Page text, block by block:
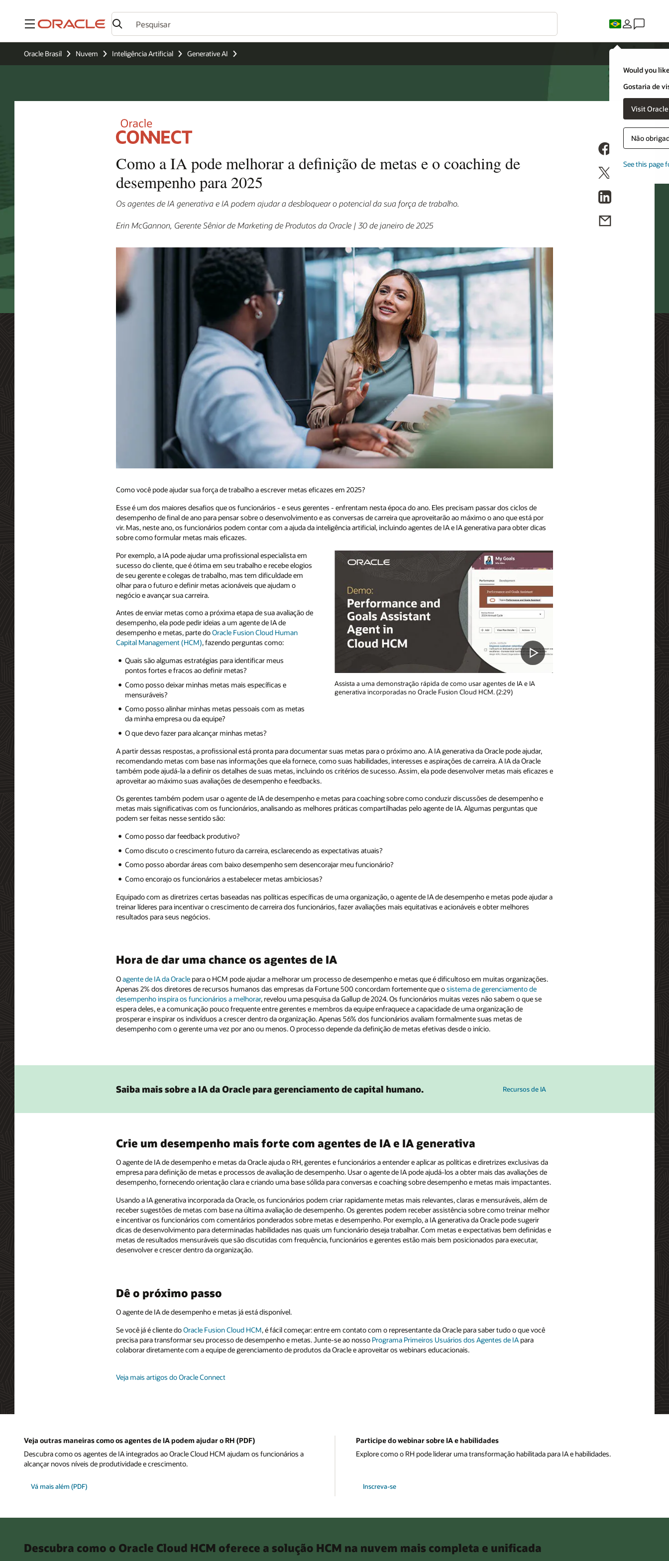
Menu
Would you
Gostaria de
Visit
Não
See this page
Oracle Brasil Nuvem Inteligência Artificial Generative AI
Como a IA pode melhorar a definição de metas e o coaching de
desempenho para 2025
Os agentes de IA generativa e IA podem ajudar a desbloquear o potencial da sua força de trabalho.
Erin McGannon, Gerente Sênior de Marketing de Produtos da Oracle | 30 de janeiro de 2025
Como você pode ajudar sua força de trabalho a escrever metas eficazes em 2025?
Esse é um dos maiores desafios que os funcionários - e seus gerentes - enfrentam nesta época do ano. Eles precisam passar dos ciclos de
desempenho de final de ano para pensar sobre o desenvolvimento e as conversas de carreira que aproveitarão ao máximo o ano que está por
vir. Mas, neste ano, os funcionários podem contar com a ajuda da inteligência artificial, incluindo agentes de IA e IA generativa para obter dicas
sobre como formular metas mais eficazes.
Assista a uma demonstração rápida de como usar agentes de IA e IA
generativa incorporadas no Oracle Fusion Cloud HCM. (2:29)
Por exemplo, a IA pode ajudar uma profissional especialista em
sucesso do cliente, que é ótima em seu trabalho e recebe elogios
de seu gerente e colegas de trabalho, mas tem dificuldade em
olhar para o futuro e definir metas acionáveis que ajudam o
negócio e avançar sua carreira.
Antes de enviar metas como a próxima etapa de sua avaliação de
desempenho, ela pode pedir ideias a um agente de IA de
desempenho e metas, parte doOracle Fusion Cloud Human
Capital Management (HCM), fazendo perguntas como:
Quais são algumas estratégias para identificar meus
pontos fortes e fracos ao definir metas?
Como posso deixar minhas metas mais específicas e
mensuráveis?
Como posso alinhar minhas metas pessoais com as metas
da minha empresa ou da equipe?
O que devo fazer para alcançar minhas metas?
A partir dessas respostas, a profissional está pronta para documentar suas metas para o próximo ano. A IA generativa da Oracle pode ajudar,
recomendando metas com base nas informações que ela fornece, como suas habilidades, interesses e aspirações de carreira. A IA da Oracle
também pode ajudá-la a definir os detalhes de suas metas, incluindo os critérios de sucesso. Assim, ela pode desenvolver metas mais eficazes e
aproveitar ao máximo suas avaliações de desempenho e feedbacks.
Os gerentes também podem usar o agente de IA de desempenho e metas para coaching sobre como conduzir discussões de desempenho e
metas mais significativas com os funcionários, analisando as melhores práticas compartilhadas pelo agente de IA. Algumas perguntas que
podem ser feitas nesse sentido são:
Como posso dar feedback produtivo?
Como discuto o crescimento futuro da carreira, esclarecendo as expectativas atuais?
Como posso abordar áreas com baixo desempenho sem desencorajar meu funcionário?
Como encorajo os funcionários a estabelecer metas ambiciosas?
Equipado com as diretrizes certas baseadas nas políticas específicas de uma organização, o agente de IA de desempenho e metas pode ajudar a
treinar líderes para incentivar o crescimento de carreira dos funcionários, fazer avaliações mais equitativas e acionáveis e obter melhores
resultados para seus negócios.
Hora de dar uma chance os agentes de IA
Oagente de IA da Oracle para o HCM pode ajudar a melhorar um processo de desempenho e metas que é dificultoso em muitas organizações.
Apenas 2% dos diretores de recursos humanos das empresas da Fortune 500 concordam fortemente que osistema de gerenciamento de
desempenho inspira os funcionários a melhorar, revelou uma pesquisa da Gallup de 2024. Os funcionários muitas vezes não sabem o que se
espera deles, e a comunicação pouco frequente entre gerentes e membros da equipe enfraquece a capacidade de uma organização de
prosperar e inspirar os indivíduos a crescer dentro da organização. Apenas 56% dos funcionários avaliam formalmente suas metas de
desempenho com o gerente uma vez por ano ou menos. O processo depende da definição de metas efetivas desde o início.
Saiba mais sobre a IA da Oracle para gerenciamento de capital humano. Recursos de IA
Crie um desempenho mais forte com agentes de IA e IA generativa
O agente de IA de desempenho e metas da Oracle ajuda o RH, gerentes e funcionários a entender e aplicar as políticas e diretrizes exclusivas da
empresa para definição de metas e processos de avaliação de desempenho. Usar o agente de IA pode ajudá-los a obter mais das avaliações de
desempenho, fornecendo orientação clara e criando uma base sólida para conversas e coaching sobre desempenho e metas mais impactantes.
Usando a IA generativa incorporada da Oracle, os funcionários podem criar rapidamente metas mais relevantes, claras e mensuráveis, além de
receber sugestões de metas com base na última avaliação de desempenho. Os gerentes podem receber assistência sobre como treinar melhor
e incentivar os funcionários com comentários ponderados sobre metas e desempenho. Por exemplo, a IA generativa da Oracle pode sugerir
dicas de desenvolvimento para determinadas habilidades nas quais um funcionário deseja trabalhar. Com metas e expectativas bem definidas e
metas de resultados mensuráveis que são discutidas com frequência, funcionários e gerentes estão mais bem posicionados para executar,
desenvolver e crescer dentro da organização.
Dê o próximo passo
O agente de IA de desempenho e metas já está disponível.
Se você já é cliente doOracle Fusion Cloud HCM, é fácil começar: entre em contato com o representante da Oracle para saber tudo o que você
precisa para transformar seu processo de desempenho e metas. Junte-se ao nosso Programa Primeiros Usuários dos Agentes de IA para
colaborar diretamente com a equipe de gerenciamento de produtos da Oracle e aproveitar os webinars educacionais.
Veja mais artigos do Oracle Connect
Veja outras maneiras como os agentes de IA podem ajudar o RH (PDF)
Descubra como os agentes de IA integrados ao Oracle Cloud HCM ajudam os funcionários a
alcançar novos níveis de produtividade e crescimento.
Vá mais além (PDF)
Participe do webinar sobre IA e habilidades
Explore como o RH pode liderar uma transformação habilitada para IA e habilidades.
Inscreva-se
Descubra como o Oracle Cloud HCM oferece a solução HCM na nuvem mais completa e unificada